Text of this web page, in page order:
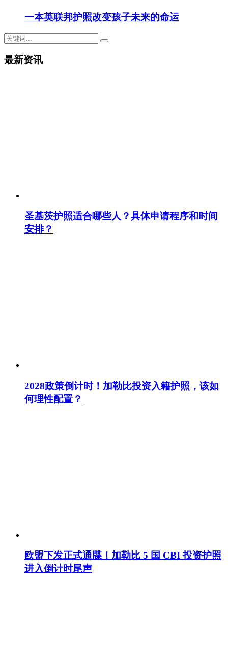
一本英联邦护照改变孩子未来的命运
最新资讯
圣基茨护照适合哪些人？具体申请程序和时间
安排？
2028政策倒计时！加勒比投资入籍护照，该如
何理性配置？
欧盟下发正式通牒！加勒比 5 国 CBI 投资护照
进入倒计时尾声